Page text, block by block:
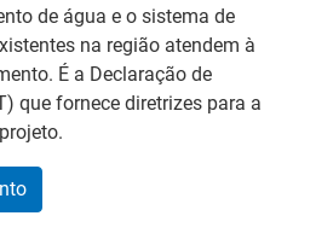
de água e o sistema de
na região atendem à
É a Declaração de
que fornece diretrizes para a